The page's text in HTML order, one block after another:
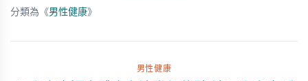
分類為《男性健康》
男性健康